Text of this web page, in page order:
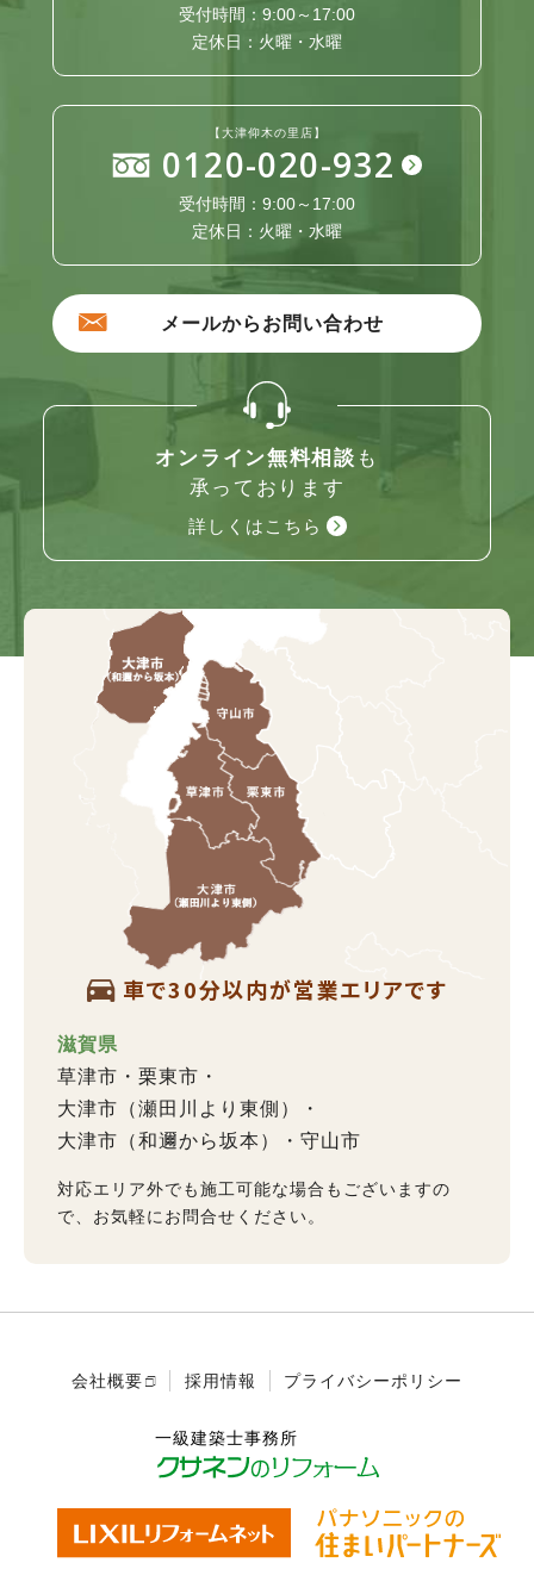
受付時間：9:00～17:00
定休日：火曜・水曜
【大津仰木の里店】
0120-020-932
受付時間：9:00～17:00
定休日：火曜・水曜
メールからお問い合わせ
オンライン無料相談 も
承っております
詳しくはこちら
車で30分以内が営業エリアです
滋賀県
草津市
栗東市
大津市（瀬田川より東側）
大津市（和邇から坂本）
守山市
対応エリア外でも施工可能な場合もございますの
で、お気軽にお問合せください。
会社概要 採用情報 プライバシーポリシー